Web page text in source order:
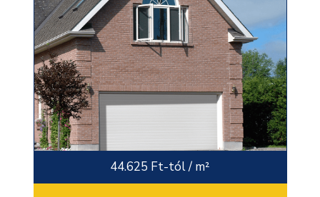
44.625 Ft-tól / m²